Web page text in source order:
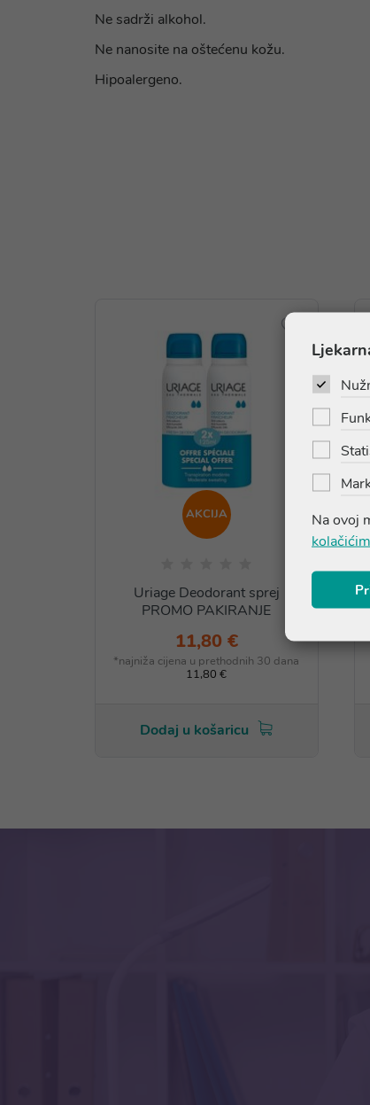
Ne sadrži alkohol.
Ne nanosite na oštećenu kožu.
Hipoalergeno.
AKCIJA
Uriage Deodorant sprej
PROMO PAKIRANJE
11,80 €
*najniža cijena u prethodnih 30 dana
11,80 €
Dodaj u košaricu
Na ovoj